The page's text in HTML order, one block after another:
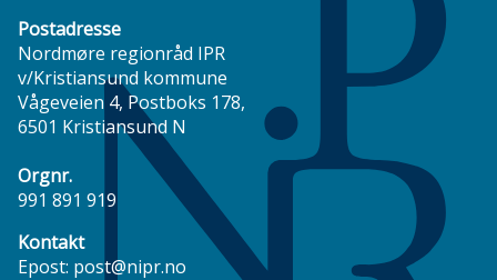
Postadresse
Nordmøre regionråd IPR
v/Kristiansund kommune
Vågeveien 4, Postboks 178,
6501 Kristiansund N
Orgnr.
991 891 919
Kontakt
Epost: post@nipr.no